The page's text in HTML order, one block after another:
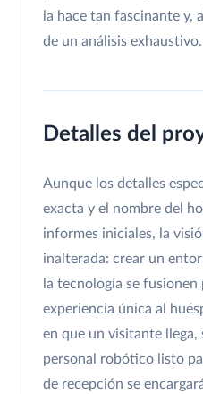
la hace tan fascinante y,
de un análisis exhaustivo.
Detalles del
Aunque los detalles
exacta y el nombre del
informes iniciales, la
inalterada: crear un
la tecnología se
experiencia única al
en que un visitante llega,
personal robótico listo
de recepción se